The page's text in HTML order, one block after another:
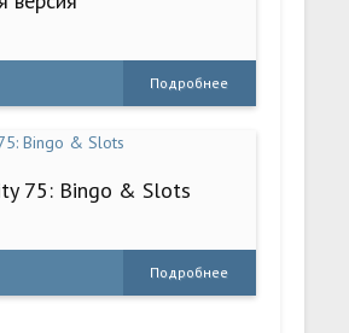
Подробнее
75: Bingo & Slots
Подробнее